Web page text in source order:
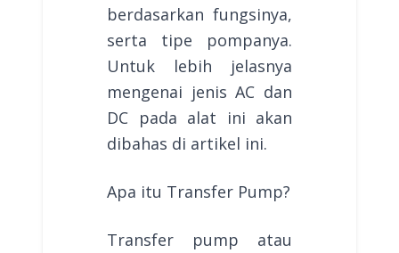
berdasarkan fungsinya,
serta tipe pompanya.
Untuk lebih jelasnya
mengenai jenis AC dan
DC pada alat ini akan
dibahas di artikel ini.
Apa itu Transfer Pump?
Transfer pump atau